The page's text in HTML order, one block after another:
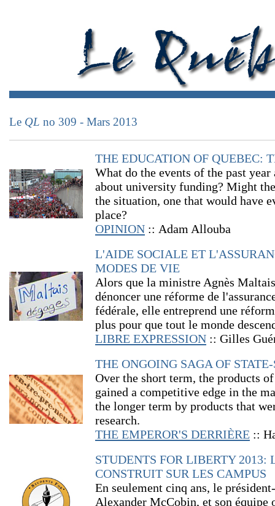
Le QL no 309 - Mars 2013
THE EDUCATION OF QUEBEC:
What do the events of the past
about university funding? Might
the situation, one that would have
place?
OPINION :: Adam Allouba
L'AIDE SOCIALE ET
MODES DE VIE
Alors que la ministre Agnès
dénoncer une réforme de
fédérale, elle entreprend une
plus pour que tout le monde
LIBRE EXPRESSION :: Gilles
THE ONGOING SAGA OF
Over the short term, the products
gained a competitive edge in the
the longer term by products that
research.
THE EMPEROR'S DERRIÈRE ::
STUDENTS FOR LIBERTY
CONSTRUIT SUR LES CAMPUS
En seulement cinq ans, le
Alexander McCobin, et son équipe